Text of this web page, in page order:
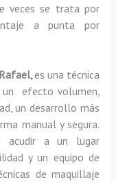
veces se trata por
a punta por
es una técnica
un efecto volumen,
un desarrollo más
manual y segura.
acudir a un lugar
y un equipo de
de maquillaje